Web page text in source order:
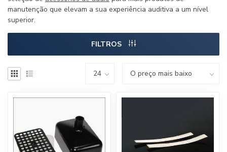
manutenção que elevam a sua experiência auditiva a um nível
superior.
FILTROS